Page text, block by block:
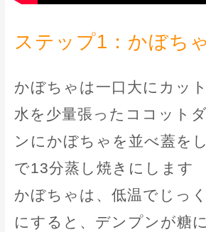
ステップ1：かぼち
かぼちゃは一口大にカッ
水を少量張ったココット
ンにかぼちゃを並べ蓋を
で13分蒸し焼きにします
かぼちゃは、低温でじっ
にすると、デンプンが糖